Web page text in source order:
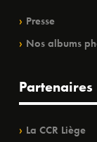
Presse
Nos albums
Partenaires
La CCR Liège